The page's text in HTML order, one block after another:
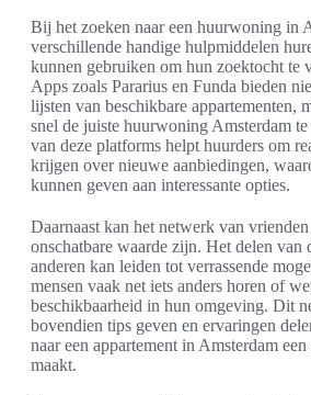
Bij het zoeken naar een huurwoning in
verschillende handige hulpmiddelen
kunnen gebruiken om hun zoektocht te
Apps zoals Pararius en Funda bieden
lijsten van beschikbare appartementen,
snel de juiste huurwoning Amsterdam
van deze platforms helpt huurders om
krijgen over nieuwe aanbiedingen,
kunnen geven aan interessante opties.
Daarnaast kan het netwerk van
onschatbare waarde zijn. Het delen van
anderen kan leiden tot verrassende
mensen vaak net iets anders horen of
beschikbaarheid in hun omgeving. Dit
bovendien tips geven en ervaringen
naar een appartement in Amsterdam
maakt.